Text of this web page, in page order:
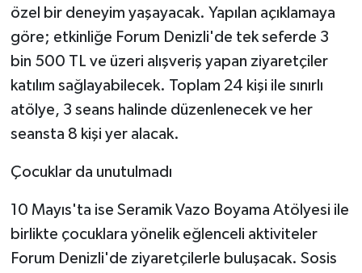
özel bir deneyim yaşayacak. Yapılan açıklamaya
göre; etkinliğe Forum Denizli'de tek seferde 3
bin 500 TL ve üzeri alışveriş yapan ziyaretçiler
katılım sağlayabilecek. Toplam 24 kişi ile sınırlı
atölye, 3 seans halinde düzenlenecek ve her
seansta 8 kişi yer alacak.
Çocuklar da unutulmadı
10 Mayıs'ta ise Seramik Vazo Boyama Atölyesi ile
birlikte çocuklara yönelik eğlenceli aktiviteler
Forum Denizli'de ziyaretçilerle buluşacak. Sosis
MAGAZİN
Otomobil
POLİTİKA
Sağlık
SİYASET
SPOR HABERLERİ
TEKNOLOJİ